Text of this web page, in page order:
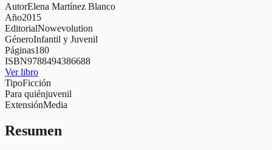
AutorElena Martínez Blanco
Año2015
EditorialNowevolution
GéneroInfantil y Juvenil
Páginas180
ISBN9788494386688
Ver libro
TipoFicción
Para quiénjuvenil
ExtensiónMedia
Resumen